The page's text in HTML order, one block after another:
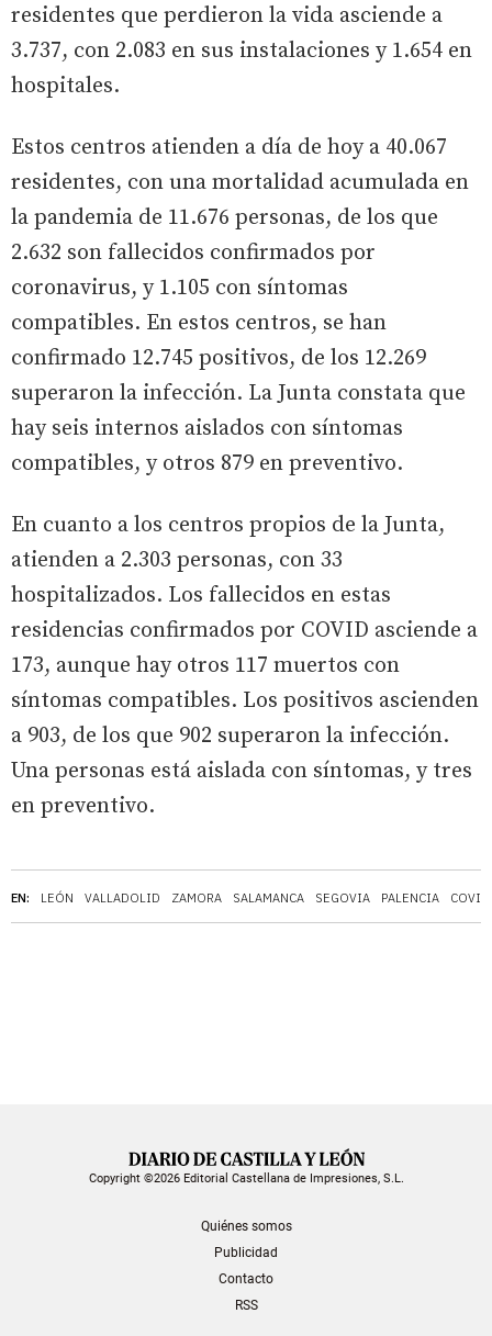
EN: LEÓN VALLADOLID ZAMORA SALAMANCA SEGOVIA PALENCIA
residentes que perdieron la vida asciende a
3.737, con 2.083 en sus instalaciones y 1.654 en
hospitales.
Estos centros atienden a día de hoy a 40.067
residentes, con una mortalidad acumulada en
la pandemia de 11.676 personas, de los que
2.632 son fallecidos confirmados por
coronavirus, y 1.105 con síntomas
compatibles. En estos centros, se han
confirmado 12.745 positivos, de los 12.269
superaron la infección. La Junta constata que
hay seis internos aislados con síntomas
compatibles, y otros 879 en preventivo.
En cuanto a los centros propios de la Junta,
atienden a 2.303 personas, con 33
hospitalizados. Los fallecidos en estas
residencias confirmados por COVID asciende a
173, aunque hay otros 117 muertos con
síntomas compatibles. Los positivos ascienden
a 903, de los que 902 superaron la infección.
Una personas está aislada con síntomas, y tres
en preventivo.
Copyright ©2026 Editorial Castellana de Impresiones, S.L.
Quiénes somos
Publicidad
Contacto
RSS